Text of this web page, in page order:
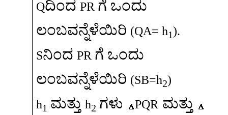
Qದಿಂದ PR ಗೆ ಒಂದು
ಲಂಬವನ್ನೆಳೆಯಿರಿ (QA= h1).
Sನಿಂದ PR ಗೆ ಒಂದು
ಲಂಬವನ್ನೆಳೆಯಿರಿ (SB=h2)
h1 ಮತ್ತು h2 ಗಳು PQR ಮತ್ತು